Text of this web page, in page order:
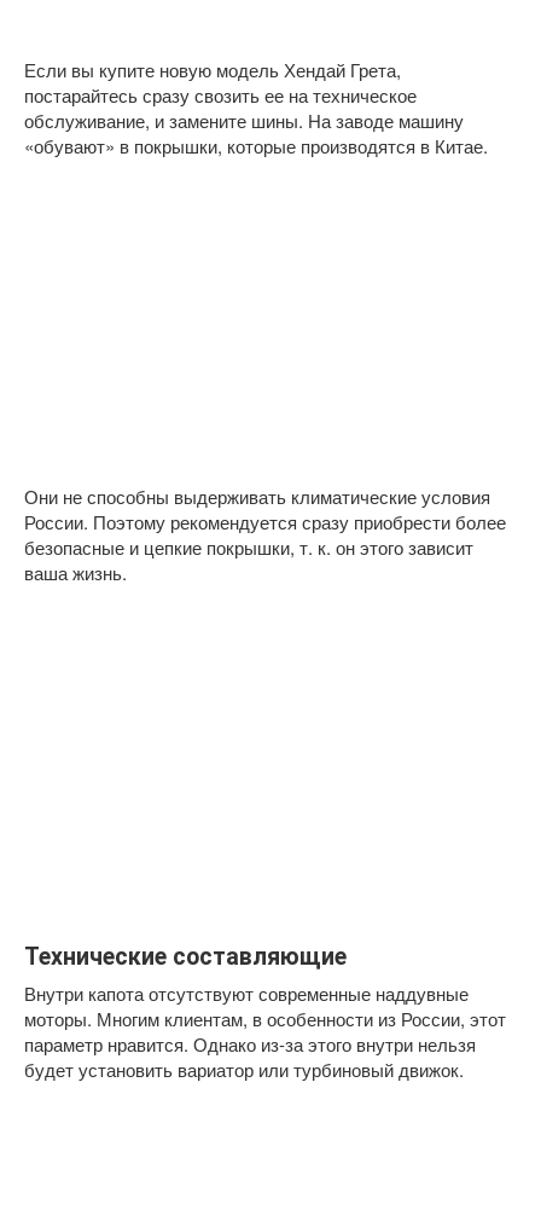
Если вы купите новую модель Хендай Грета,
постарайтесь сразу свозить ее на техническое
обслуживание, и замените шины. На заводе машину
«обувают» в покрышки, которые производятся в Китае.
Они не способны выдерживать климатические условия
России. Поэтому рекомендуется сразу приобрести более
безопасные и цепкие покрышки, т. к. он этого зависит
ваша жизнь.
Технические составляющие
Внутри капота отсутствуют современные наддувные
моторы. Многим клиентам, в особенности из России, этот
параметр нравится. Однако из-за этого внутри нельзя
будет установить вариатор или турбиновый движок.